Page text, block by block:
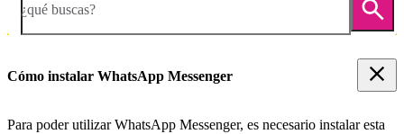
¿qué buscas?
Cómo instalar WhatsApp Messenger
Para poder utilizar WhatsApp Messenger, es necesario instalar esta